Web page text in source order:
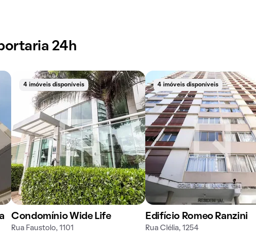
24h
4 imóveis disponíveis
Condomínio Wide Life
Rua Faustolo, 1101
4 imóveis disponíveis
Edifício Romeo Ranzini
Rua Clélia, 1254